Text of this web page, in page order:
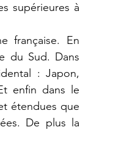
supérieures à
française. En
du Sud. Dans
: Japon,
enfin dans le
étendues que
De plus la